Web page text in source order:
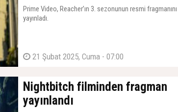
Prime Video, Reacher’ın 3. sezonunun resmi fragmanını
yayınladı.
21 Şubat 2025, Cuma - 07:00
Nightbitch filminden fragman
yayınlandı